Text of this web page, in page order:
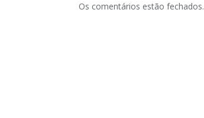
Os comentários estão fechados.